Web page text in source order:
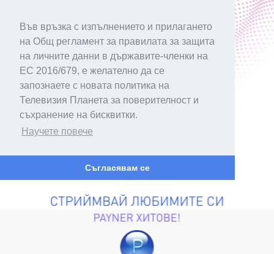
Във връзка с изпълнението и прилагането
на Общ регламент за правилата за защита
на личните данни в държавите-членки на
ЕС 2016/679, е желателно да се
запознаете с новата политика на
Телевизия Планета за поверителност и
съхранение на бисквитки.
Научете повече
Съгласявам се